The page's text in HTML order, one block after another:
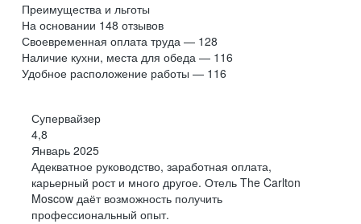
Преимущества и льготы
На основании 148 отзывов
Своевременная оплата труда — 128
Наличие кухни, места для обеда — 116
Удобное расположение работы — 116
Супервайзер
4,8
Январь 2025
Адекватное руководство, заработная оплата,
карьерный рост и много другое. Отель The Carlton
Moscow даёт возможность получить
профессиональный опыт.